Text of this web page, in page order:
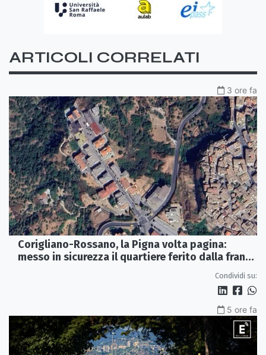
ARTICOLI CORRELATI
3 ore fa
Corigliano-Rossano, la Pigna volta pagina:
messo in sicurezza il quartiere ferito dalla frana
Condividi su:
5 ore fa